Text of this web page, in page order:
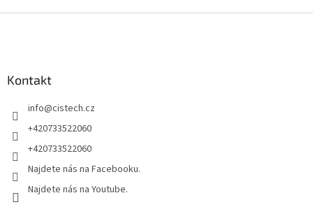
Kontakt
info@cistech.cz
+420733522060
+420733522060
Najdete nás na Facebooku.
Najdete nás na Youtube.